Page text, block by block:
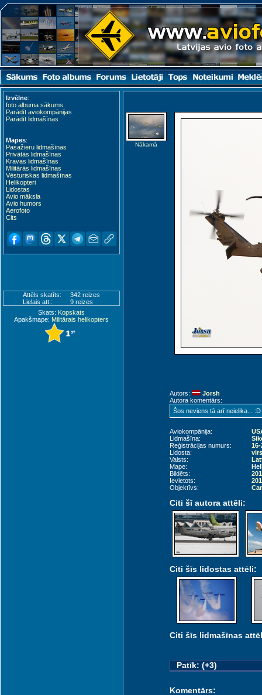
Izvēlne:
foto albuma sākums
Parādīt aviokompānijas
Parādīt lidmašīnas
Mapes:
Pasažieru lidmašīnas
Privātās lidmašīnas
Kravas lidmašīnas
Militārās lidmašīnas
Vēsturiskas lidmašīnas
Helikopteri
Lidostas
Avio māksla
Avio humors
Aerofoto
Cits
Attēls skatīts:
342 reizes
Lielais att.:
9 reizes
Skats: Kopskats
Apakšmape: Militārais helikopters
Nākamā
Autors:
Jorsh
Autora komentārs:
Šos neviens tā arī neielika... :D
Aviokompānija:
Lidmašīna:
Reģistrācijas numurs:
16-
Lidosta:
Valsts:
Mape:
Bildēts:
Ievietots:
Objektīvs:
Citi šī autora attēli:
Citi šīs lidostas attēli:
Citi šīs lidmašīnas
Patīk: (+3)
Komentārs: